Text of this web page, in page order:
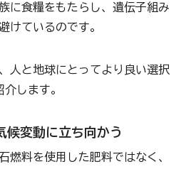
に食糧をもたらし、遺伝子組み
けているのです。
人と地球にとってより良い選択
します。
変動に立ち向かう
燃料を使用した肥料ではなく、